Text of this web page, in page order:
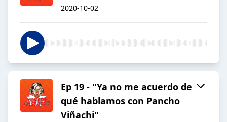
2020-10-02
Ep 19 - "Ya no me acuerdo de
qué hablamos con Pancho
Viñachi"